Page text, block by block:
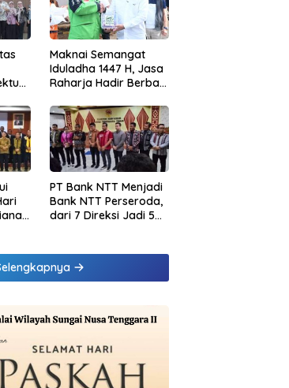
Maknai Semangat
Iduladha 1447 H, Jasa
Raharja Hadir Berbagi
melalui Penyaluran
Paket Daging Kurban
PT Bank NTT Menjadi
Bank NTT Perseroda,
dari 7 Direksi Jadi 5
Komisaris